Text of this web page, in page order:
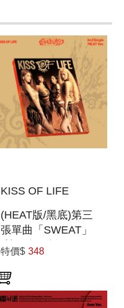
KISS OF LIFE
(HEAT版/黑底)第三
張單曲「SWEAT」
(韓國進口版)
特價$ 348